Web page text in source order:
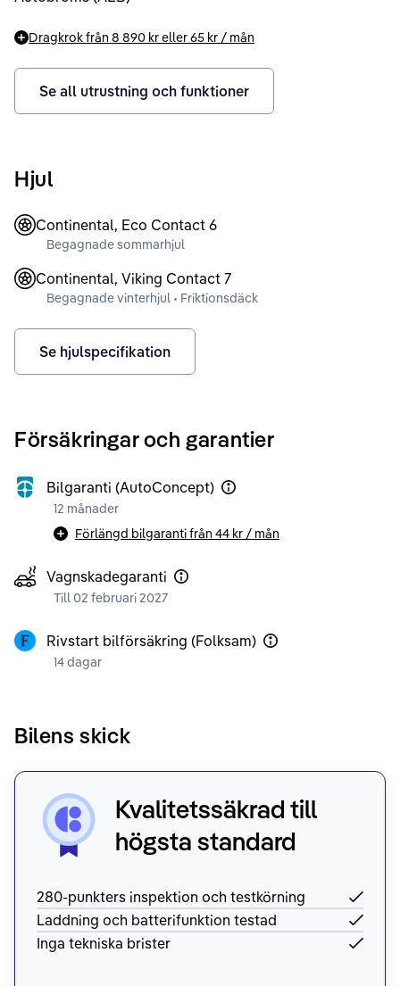
Dragkrok från 8 890 kreller65 kr / mån
Se all utrustning och funktioner
Hjul
Continental, Eco Contact 6
Begagnade sommarhjul
Continental, Viking Contact 7
Begagnade vinterhjul • Friktionsdäck
Se hjulspecifikation
Försäkringar och garantier
Bilgaranti (AutoConcept)
12 månader
Förlängd bilgaranti från 44 kr / mån
Vagnskadegaranti
Till 02 februari 2027
Rivstart bilförsäkring (Folksam)
14 dagar
Bilens skick
Kvalitetssäkrad till
högsta standard
280-punkters inspektion och testkörning
Laddning och batterifunktion testad
Inga tekniska brister